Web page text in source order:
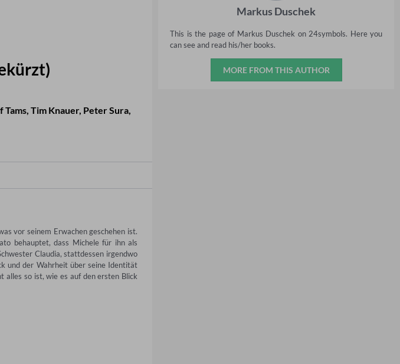
Tams, Tim Knauer, Peter Sura,
vor seinem Erwachen geschehen ist.
behauptet, dass Michele für ihn als
Claudia, stattdessen irgendwo
und der Wahrheit über seine Identität
alles so ist, wie es auf den ersten Blick
Markus Duschek
This is the page of Markus Duschek on 24symbols. Here you
can see and read his/her books.
MORE FROM THIS AUTHOR